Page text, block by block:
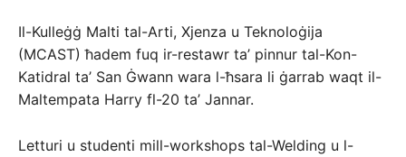
Il-Kulleġġ Malti tal-Arti, Xjenza u Teknoloġija
(MCAST) ħadem fuq ir-restawr ta’ pinnur tal-Kon-
Katidral ta’ San Ġwann wara l-ħsara li ġarrab waqt il-
Maltempata Harry fl-20 ta’ Jannar.
Letturi u studenti mill-workshops tal-Welding u l-